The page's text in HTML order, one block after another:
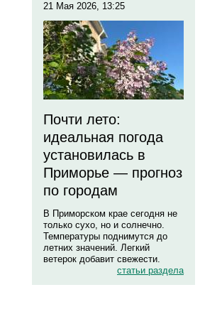
21 Мая 2026, 13:25
Почти лето:
идеальная погода
установилась в
Приморье — прогноз
по городам
В Приморском крае сегодня не
только сухо, но и солнечно.
Температуры поднимутся до
летних значений. Легкий
ветерок добавит свежести.
статьи раздела